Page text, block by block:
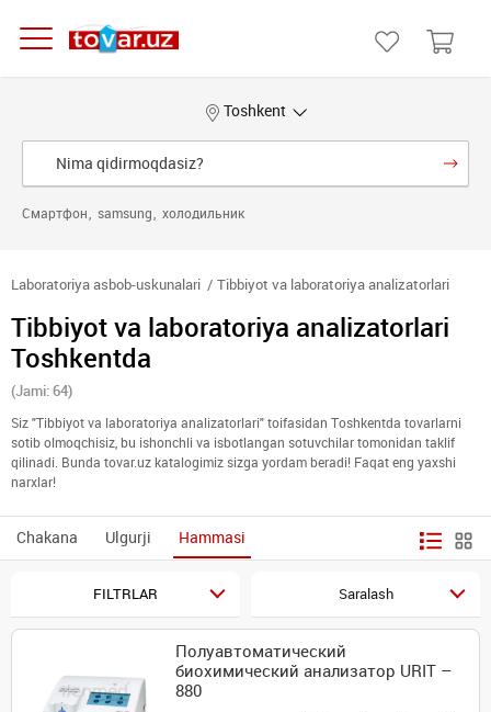
Toshkent
Смартфон samsung холодильник
Laboratoriya asbob-uskunalari Tibbiyot va laboratoriya analizatorlari
Tibbiyot va laboratoriya analizatorlari
Toshkentda
(Jami: 64)
Siz "Tibbiyot va laboratoriya analizatorlari" toifasidan Toshkentda tovarlarni
sotib olmoqchisiz, bu ishonchli va isbotlangan sotuvchilar tomonidan taklif
qilinadi. Bunda tovar.uz katalogimiz sizga yordam beradi! Faqat eng yaxshi
narxlar!
Chakana Ulgurji Hammasi
FILTRLAR Saralash
Полуавтоматический
биохимический анализатор URIT –
880